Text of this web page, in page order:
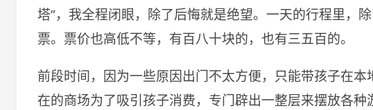
塔”，我全程闭眼，除了后悔就是绝望。一天的行程里，
票。票价也高低不等，有百八十块的，也有三五百的。
前段时间，因为一些原因出门不太方便，只能带孩子在
在的商场为了吸引孩子消费，专门辟出一整层来摆放各种